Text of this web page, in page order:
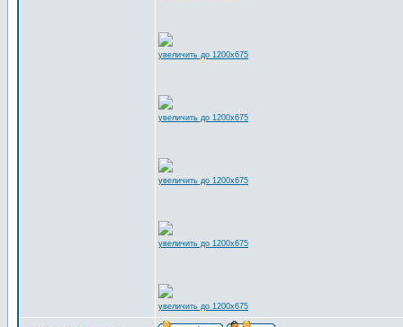
увеличить до 1200x675
увеличить до 1200x675
увеличить до 1200x675
увеличить до 1200x675
увеличить до 1200x675